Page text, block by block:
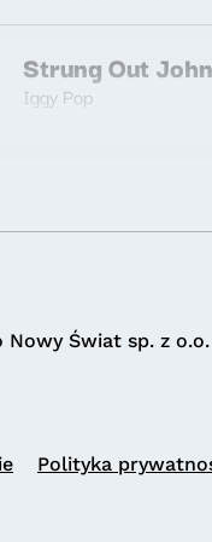
Strung Out
Iggy Pop
Świat sp. z o.o.
Polityka